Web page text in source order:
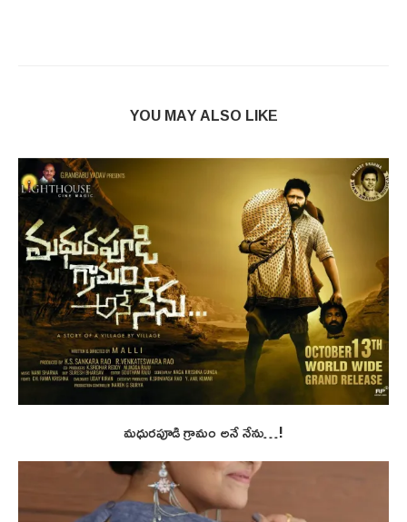
YOU MAY ALSO LIKE
మధురపూడి గ్రామం అనే నేను…!